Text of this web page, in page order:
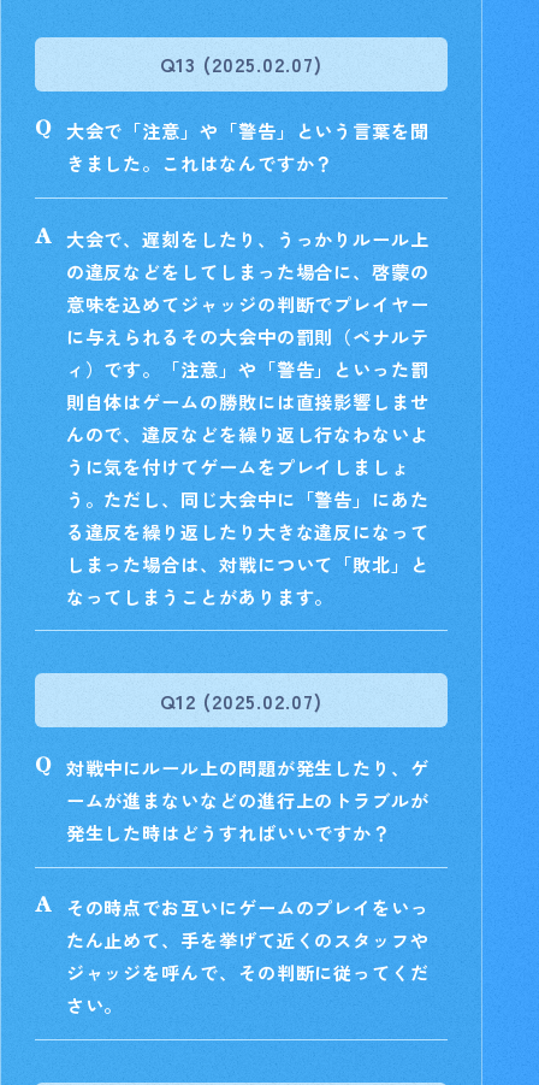
Q13 (2025.02.07)
大会で「注意」や「警告」という言葉を聞
きました。これはなんですか？
大会で、遅刻をしたり、うっかりルール上
の違反などをしてしまった場合に、啓蒙の
意味を込めてジャッジの判断でプレイヤー
に与えられるその大会中の罰則（ペナルテ
ィ）です。「注意」や「警告」といった罰
則自体はゲームの勝敗には直接影響しませ
んので、違反などを繰り返し行なわないよ
うに気を付けてゲームをプレイしましょ
う。ただし、同じ大会中に「警告」にあた
る違反を繰り返したり大きな違反になって
しまった場合は、対戦について「敗北」と
なってしまうことがあります。
Q12 (2025.02.07)
対戦中にルール上の問題が発生したり、ゲ
ームが進まないなどの進行上のトラブルが
発生した時はどうすればいいですか？
その時点でお互いにゲームのプレイをいっ
たん止めて、手を挙げて近くのスタッフや
ジャッジを呼んで、その判断に従ってくだ
さい。